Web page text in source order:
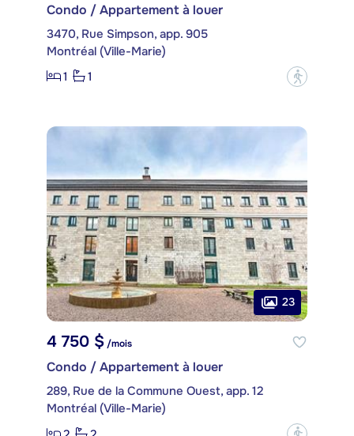
Condo / Appartement à louer
3470, Rue Simpson, app. 905
Montréal (Ville-Marie)
1
1 ?
23
4 750 $/mois
Condo / Appartement à louer
289, Rue de la Commune Ouest, app. 12
Montréal (Ville-Marie)